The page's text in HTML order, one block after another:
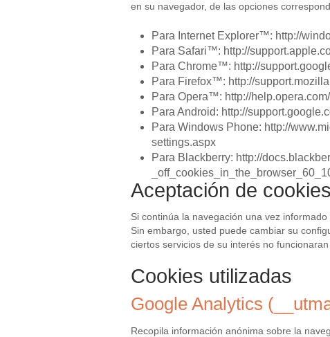
en su navegador, de las opciones
Para Internet Explorer™: http://
Para Safari™: http://
Para Chrome™: http://
Para Firefox™: http://
Para Opera™: http://
Para Android: http://
Para Windows Phone: http://
settings.aspx
Para Blackberry: http://
Aceptación de cookies
Si continúa la navegación una vez
Sin embargo, usted puede cambiar su
ciertos servicios de su interés no
Cookies utilizadas
Google Analytics
Recopila información anónima sobre la